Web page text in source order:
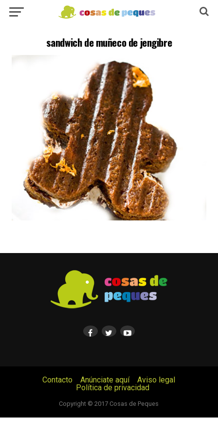
sandwich de muñeco de jengibre
Contacto Anúnciate aquí
Aviso legal
Política de privacidad
Copyright © 2017 Cosas de Peques